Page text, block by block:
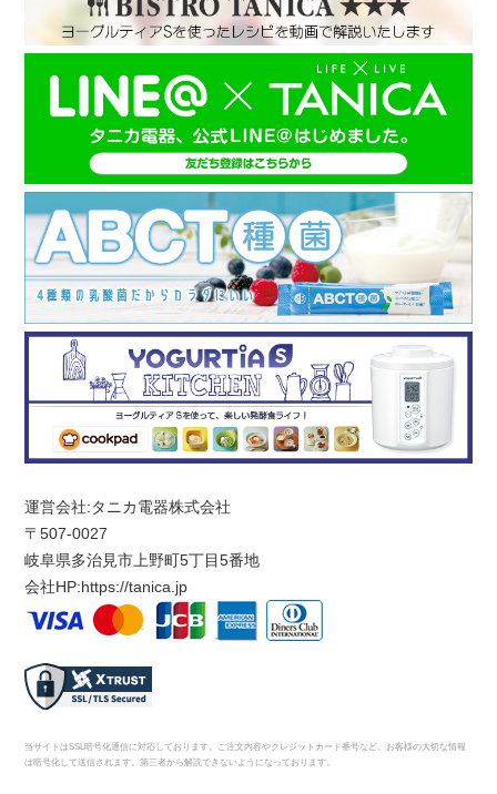
運営会社:タニカ電器株式会社
〒507-0027
岐阜県多治見市上野町5丁目5番地
会社HP:https://tanica.jp
当サイトはSSL暗号化通信に対応しております。ご注文内容やクレジットカード番号など、お客様の大切な情報
は暗号化して送信されます。第三者から解読できないようになっております。